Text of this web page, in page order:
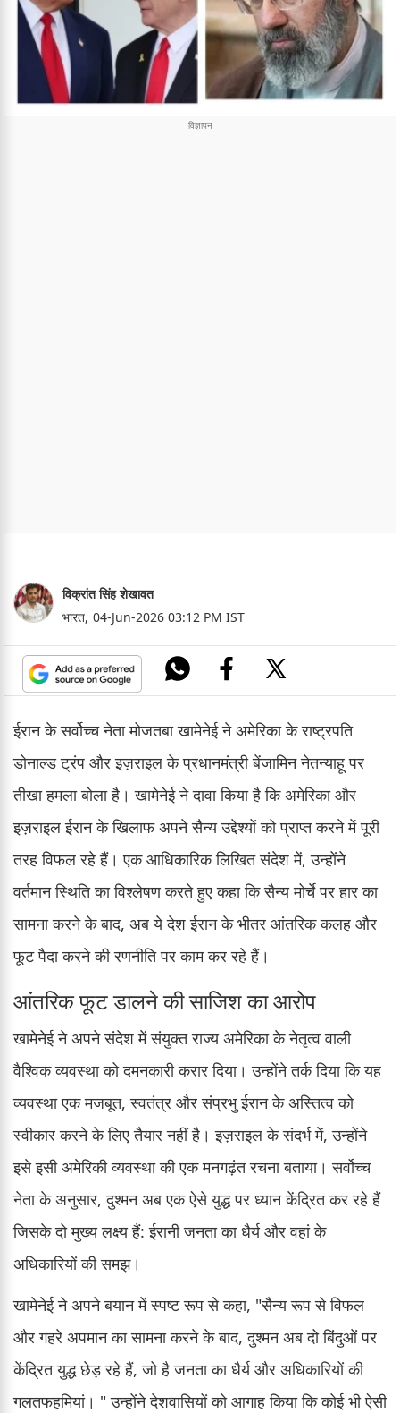
विक्रांत सिंह शेखावत
भारत, 04-Jun-2026 03:12 PM IST
ईरान के सर्वोच्च नेता मोजतबा खामेनेई ने अमेरिका के राष्ट्रपति
डोनाल्ड ट्रंप और इज़राइल के प्रधानमंत्री बेंजामिन नेतन्याहू पर
तीखा हमला बोला है। खामेनेई ने दावा किया है कि अमेरिका और
इज़राइल ईरान के खिलाफ अपने सैन्य उद्देश्यों को प्राप्त करने में पूरी
तरह विफल रहे हैं। एक आधिकारिक लिखित संदेश में, उन्होंने
वर्तमान स्थिति का विश्लेषण करते हुए कहा कि सैन्य मोर्चे पर हार का
सामना करने के बाद, अब ये देश ईरान के भीतर आंतरिक कलह और
फूट पैदा करने की रणनीति पर काम कर रहे हैं।
आंतरिक फूट डालने की साजिश का आरोप
खामेनेई ने अपने संदेश में संयुक्त राज्य अमेरिका के नेतृत्व वाली
वैश्विक व्यवस्था को दमनकारी करार दिया। उन्होंने तर्क दिया कि यह
व्यवस्था एक मजबूत, स्वतंत्र और संप्रभु ईरान के अस्तित्व को
स्वीकार करने के लिए तैयार नहीं है। इज़राइल के संदर्भ में, उन्होंने
इसे इसी अमेरिकी व्यवस्था की एक मनगढ़ंत रचना बताया। सर्वोच्च
नेता के अनुसार, दुश्मन अब एक ऐसे युद्ध पर ध्यान केंद्रित कर रहे हैं
जिसके दो मुख्य लक्ष्य हैं: ईरानी जनता का धैर्य और वहां के
अधिकारियों की समझ।
खामेनेई ने अपने बयान में स्पष्ट रूप से कहा, "सैन्य रूप से विफल
और गहरे अपमान का सामना करने के बाद, दुश्मन अब दो बिंदुओं पर
केंद्रित युद्ध छेड़ रहे हैं, जो है जनता का धैर्य और अधिकारियों की
गलतफहमियां। " उन्होंने देशवासियों को आगाह किया कि कोई भी ऐसी